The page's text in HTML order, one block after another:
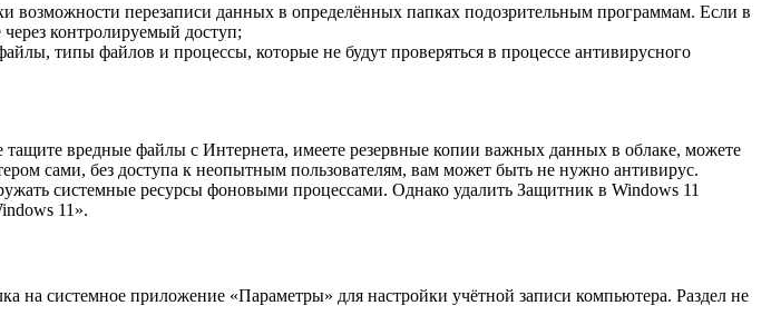
перезаписи данных в определённых папках подозрительным программам. Если в
контролируемый доступ;
типы файлов и процессы, которые не будут проверяться в процессе антивирусного
тащите вредные файлы с Интернета, имеете резервные копии важных данных в облаке, можете
сами, без доступа к неопытным пользователям, вам может быть не нужно антивирус.
системные ресурсы фоновыми процессами. Однако удалить Защитник в Windows 11
11».
на системное приложение «Параметры» для настройки учётной записи компьютера. Раздел не